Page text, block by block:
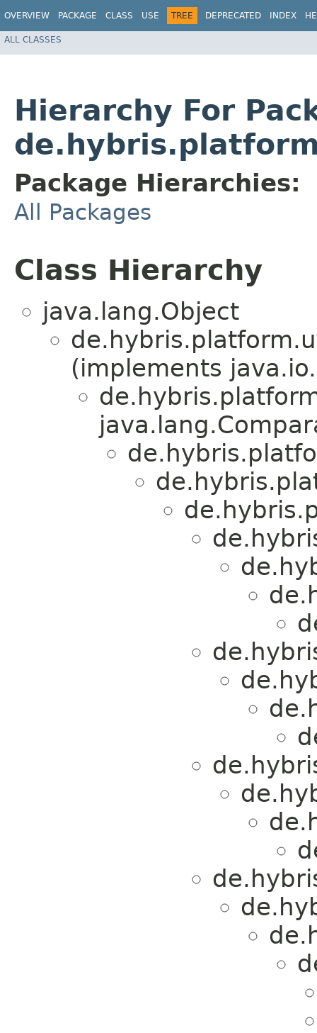
OVERVIEW PACKAGE CLASS USE TREE DEPRECATED INDEX
ALL CLASSES
Hierarchy For
Package Hierarchies:
All Packages
Class Hierarchy
java.lang.Object
(implements